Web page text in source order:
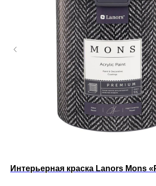
Интерьерная краска Lanors Mons